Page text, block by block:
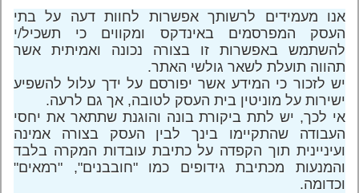
אנו מעמידים לרשותך אפשרות לחוות דעה על בתי
העסק המפרסמים באינדקס ומקווים כי תשכיל/י
להשתמש באפשרות זו בצורה נכונה ואמיתית אשר
תהווה תועלת לשאר גולשי האתר.
יש לזכור כי המידע אשר יפורסם על ידך עלול להשפיע
ישירות על מוניטין בית העסק לטובה, אך גם לרעה.
אי לכך, יש לתת ביקורת בונה והוגנת שתתאר את יחסי
העבודה שהתקיימו בינך לבין העסק בצורה אמינה
ועיניינית תוך הקפדה על כתיבת עובדות המקרה בלבד
והמנעות מכתיבת גידופים כמו "חובבנים", "רמאים"
וכדומה.
מאמרים
פורום
צרו קשר